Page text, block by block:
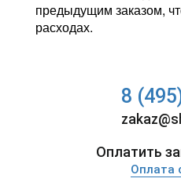
предыдущим заказом,
расходах.
8
Оплатить
Оплата